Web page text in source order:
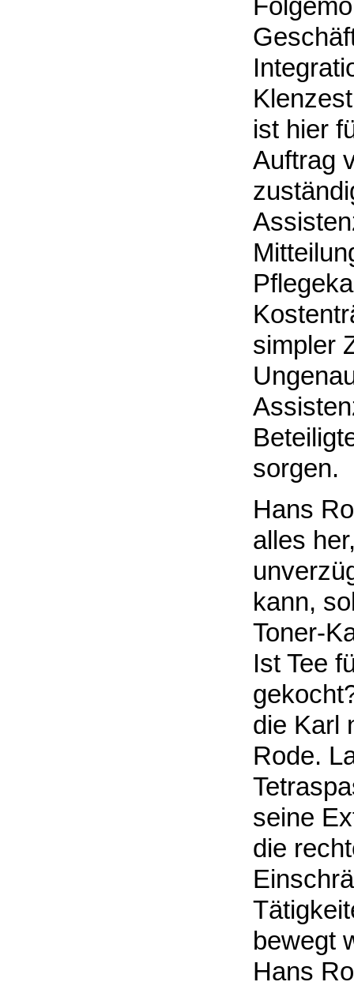
ist hier
Auftrag
simpler
sorgen.
Hans
alles
kann,
Toner-
Ist Tee
die Karl
Rode.
seine
die
bewegt
Hans